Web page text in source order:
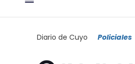
Diario de Cuyo Policiales